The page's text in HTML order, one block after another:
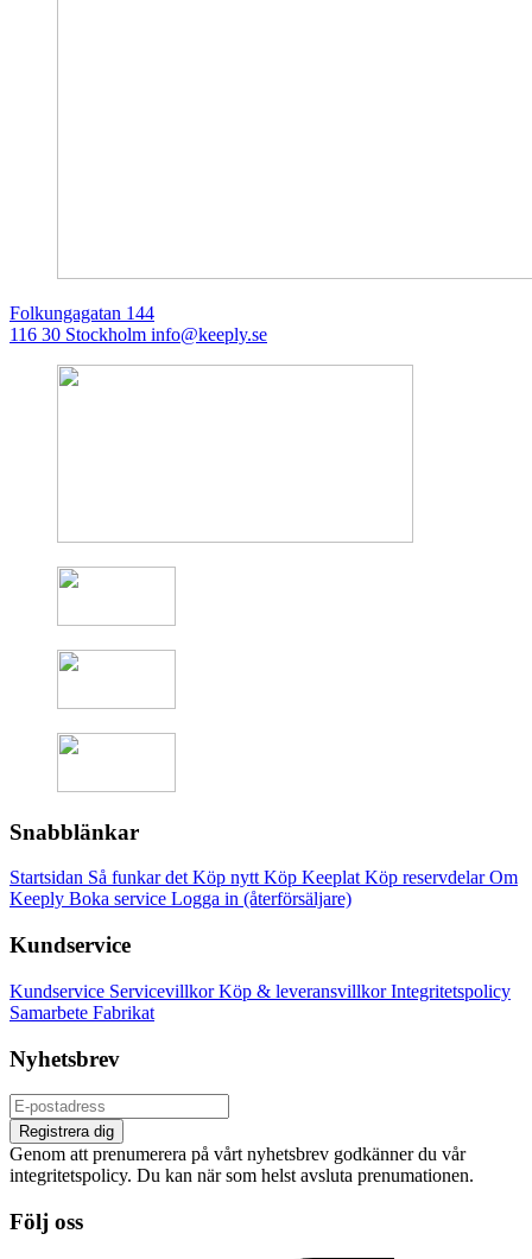
Folkungagatan 144
116 30 Stockholm info@keeply.se
Snabblänkar
Startsidan Så funkar detKöp nyttKöp KeeplatKöp reservdelarOm
Keeply Boka service Logga in (återförsäljare)
Kundservice
Kundservice ServicevillkorKöp & leveransvillkorIntegritetspolicy
Samarbete Fabrikat
Nyhetsbrev
Registrera dig
Genom att prenumerera på vårt nyhetsbrev godkänner du vår
integritetspolicy. Du kan när som helst avsluta prenumationen.
Följ oss